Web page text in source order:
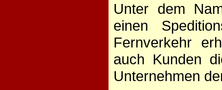
Unter dem
einen
Fernverkehr
auch Kunden
Unternehmen